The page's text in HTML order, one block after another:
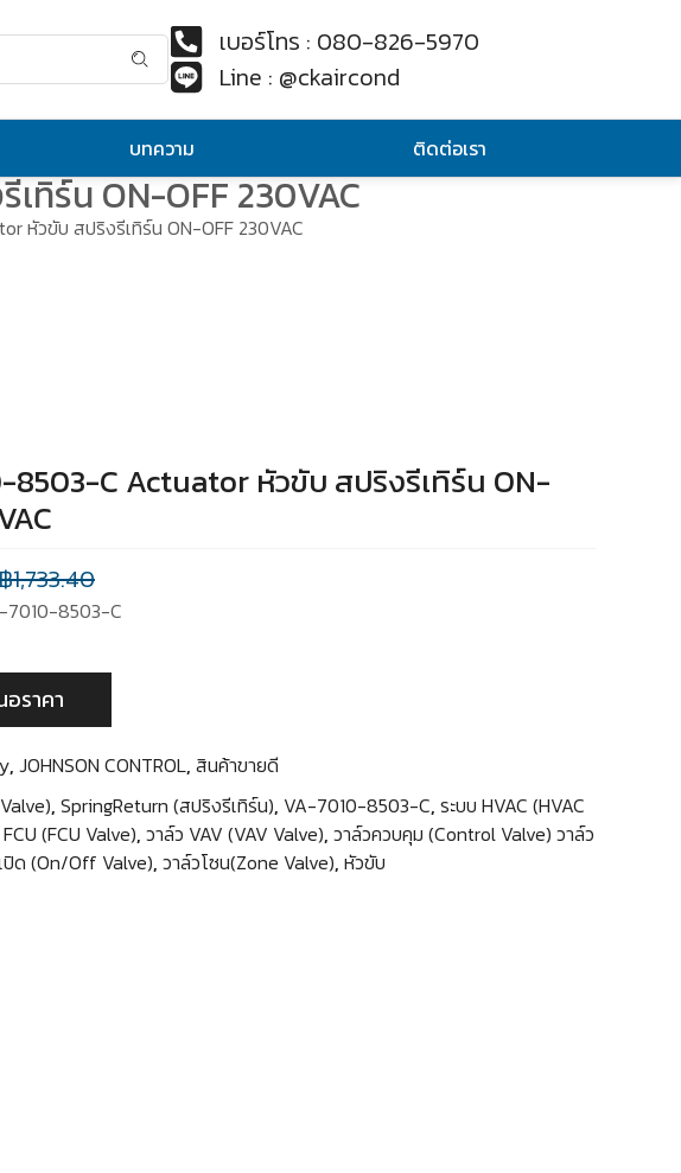
เบอร์โทร : 080-826-5970
Line : @ckaircond
บทความ ติดต่อเรา
ทิร์น ON-OFF 230VAC
หัวขับ สปริงรีเทิร์น ON-OFF 230VAC
8503-C Actuator หัวขับ สปริงรีเทิร์น ON-
฿1,733.40
7010-8503-C
อราคา
, JOHNSON CONTROL, สินค้าขายดี
, SpringReturn (สปริงรีเทิร์น), VA-7010-8503-C, ระบบ HVAC (HVAC
(FCU Valve), วาล์ว VAV (VAV Valve), วาล์วควบคุม (Control Valve) วาล์ว
ปิด (On/Off Valve), วาล์วโซน(Zone Valve), หัวขับ